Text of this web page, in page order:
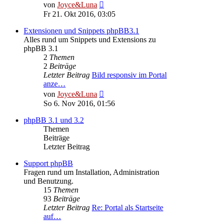
von Joyce&Luna
Beitrag
Fr 21. Okt 2016, 03:05
Extensionen und Snippets phpBB3.1
Alles rund um Snippets und Extensions zu
phpBB 3.1
2 Themen
2 Beiträge
Letzter Beitrag Bild responsiv im Portal
anze…
von Joyce&Luna
Beitrag
So 6. Nov 2016, 01:56
phpBB 3.1 und 3.2
Themen
Beiträge
Letzter Beitrag
Support phpBB
Fragen rund um Installation, Administration
und Benutzung.
15 Themen
93 Beiträge
Letzter Beitrag Re: Portal als Startseite
auf…